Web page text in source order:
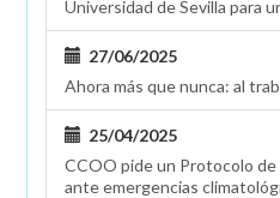
Universidad de Sevilla para
27/06/2025
Ahora más que nunca: al
25/04/2025
CCOO pide un Protocolo de
ante emergencias